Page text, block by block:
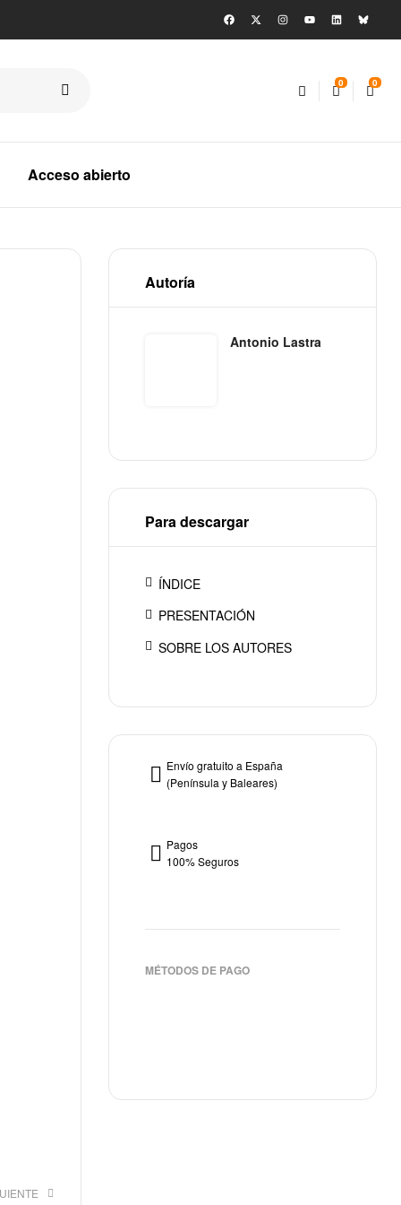
0 0
Acceso abierto
Autoría
Antonio Lastra
Para descargar
ÍNDICE
PRESENTACIÓN
SOBRE LOS AUTORES
Envío gratuito a España
(Península y Baleares)
Pagos
100% Seguros
MÉTODOS DE PAGO